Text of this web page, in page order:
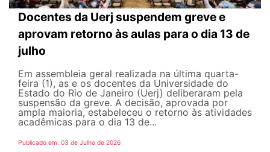
Docentes da Uerj suspendem greve e
aprovam retorno às aulas para o dia 13 de
julho
Em assembleia geral realizada na última quarta-
feira (1), as e os docentes da Universidade do
Estado do Rio de Janeiro (Uerj) deliberaram pela
suspensão da greve. A decisão, aprovada por
ampla maioria, estabeleceu o retorno às atividades
acadêmicas para o dia 13 de...
Publicado em: 03 de Julho de 2026